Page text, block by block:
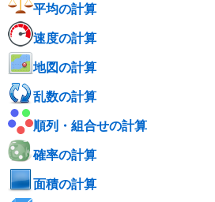
平均の計算
速度の計算
地図の計算
乱数の計算
順列・組合せの計算
確率の計算
面積の計算